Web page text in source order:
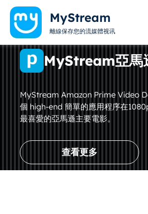
MyStream
離線保存您的流媒體视讯
MyStream亞馬
MyStream Amazon Prime Video
個 high-end 簡單的應用程序在
最喜愛的亞馬遜主要電影。
查看更多